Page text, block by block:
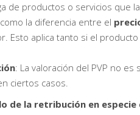
de productos o servicios que
la diferencia entre el
Esto aplica tanto si el
: La valoración del PVP no
ciertos casos.
de la retribución en